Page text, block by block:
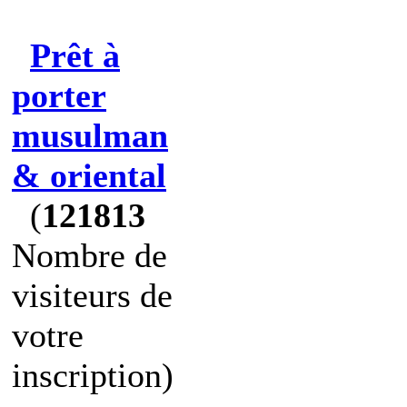
Prêt à
porter
musulman
& oriental
(121813
Nombre de
visiteurs de
votre
inscription)